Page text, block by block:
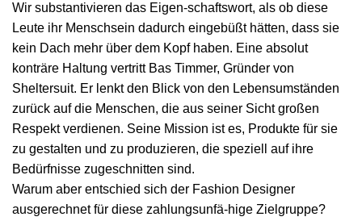
Wir substantivieren das Eigen-schaftswort, als ob diese
Leute ihr Menschsein dadurch eingebüßt hätten, dass sie
kein Dach mehr über dem Kopf haben. Eine absolut
konträre Haltung vertritt Bas Timmer, Gründer von
Sheltersuit. Er lenkt den Blick von den Lebensumständen
zurück auf die Menschen, die aus seiner Sicht großen
Respekt verdienen. Seine Mission ist es, Produkte für sie
zu gestalten und zu produzieren, die speziell auf ihre
Bedürfnisse zugeschnitten sind.
Warum aber entschied sich der Fashion Designer
ausgerechnet für diese zahlungsunfä-hige Zielgruppe?